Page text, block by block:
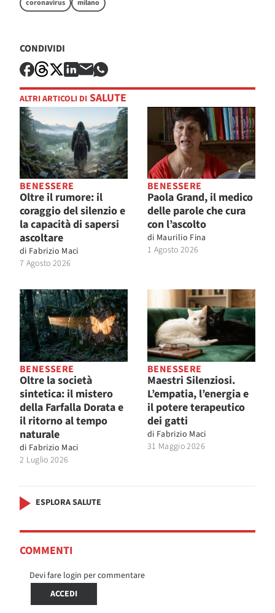
coronavirus milano
CONDIVIDI
ALTRI ARTICOLI DI SALUTE
BENESSERE
Oltre il rumore: il
coraggio del silenzio e
la capacità di sapersi
ascoltare
di Fabrizio Maci
7 Agosto 2026
BENESSERE
Paola Grand, il medico
delle parole che cura
con l’ascolto
di Maurilio Fina
1 Agosto 2026
BENESSERE
Oltre la società
sintetica: il mistero
della Farfalla Dorata e
il ritorno al tempo
naturale
di Fabrizio Maci
2 Luglio 2026
BENESSERE
Maestri Silenziosi.
L’empatia, l’energia e
il potere terapeutico
dei gatti
di Fabrizio Maci
31 Maggio 2026
ESPLORA SALUTE
COMMENTI
Devi fare login per commentare
ACCEDI